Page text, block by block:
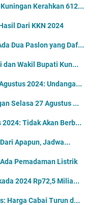
Kerahkan 612...
Dari KKN 2024
Dua Paslon yang Daf...
dan Wakil Bupati Kun...
2024: Undanga...
Selasa 27 Agustus ...
Tidak Akan Berb...
Apapun, Jadwa...
Pemadaman Listrik
2024 Rp72,5 Milia...
Harga Cabai Turun d...